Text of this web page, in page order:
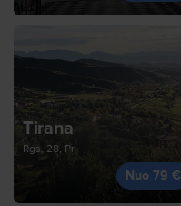
Tirana
Rgs, 28, Pr
Nuo 79 €